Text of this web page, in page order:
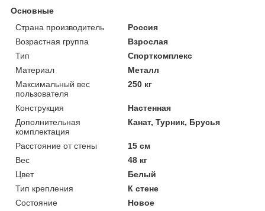
Основные
Страна производитель
Россия
Возрастная группа
Взрослая
Тип
Спорткомплекс
Материал
Металл
Максимальный вес
пользователя
250 кг
Конструкция
Настенная
Дополнительная
комплектация
Канат, Турник, Брусья
Расстояние от стены
15 см
Вес
48 кг
Цвет
Белый
Тип крепления
К стене
Состояние
Новое